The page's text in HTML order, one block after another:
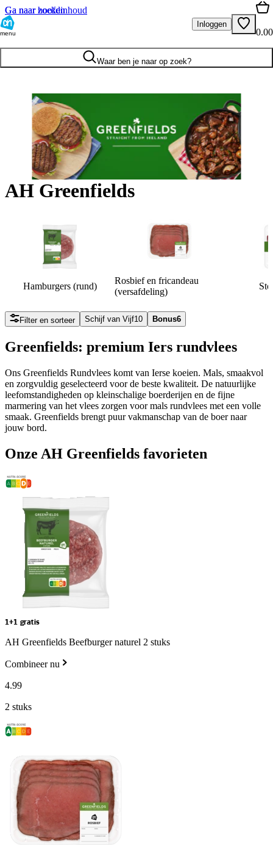
Ga naar hoofdinhoud
Ga naar zoeken
menu
Inloggen
0.00
Waar ben je naar op zoek?
AH Greenfields
Hamburgers (rund)
Rosbief en fricandeau
(versafdeling)
Filter en sorteer Schijf van Vijf10 Bonus6
Greenfields: premium Iers rundvlees
Ons Greenfields Rundvlees komt van Ierse koeien. Mals, smaakvol
en zorgvuldig geselecteerd voor de beste kwaliteit. De natuurlijke
leefomstandigheden op kleinschalige boerderijen en de fijne
marmering van het vlees zorgen voor mals rundvlees met een volle
smaak. Greenfields brengt puur vakmanschap van de boer naar
jouw bord.
Onze AH Greenfields favorieten
1+1 gratis
AH Greenfields Beefburger naturel 2 stuks
Combineer nu
4.99
2 stuks